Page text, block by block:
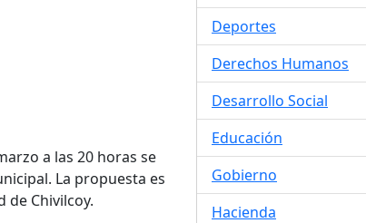
a las 20 horas se
La propuesta es
de Chivilcoy.
Deportes
Derechos Humanos
Desarrollo Social
Educación
Gobierno
Hacienda